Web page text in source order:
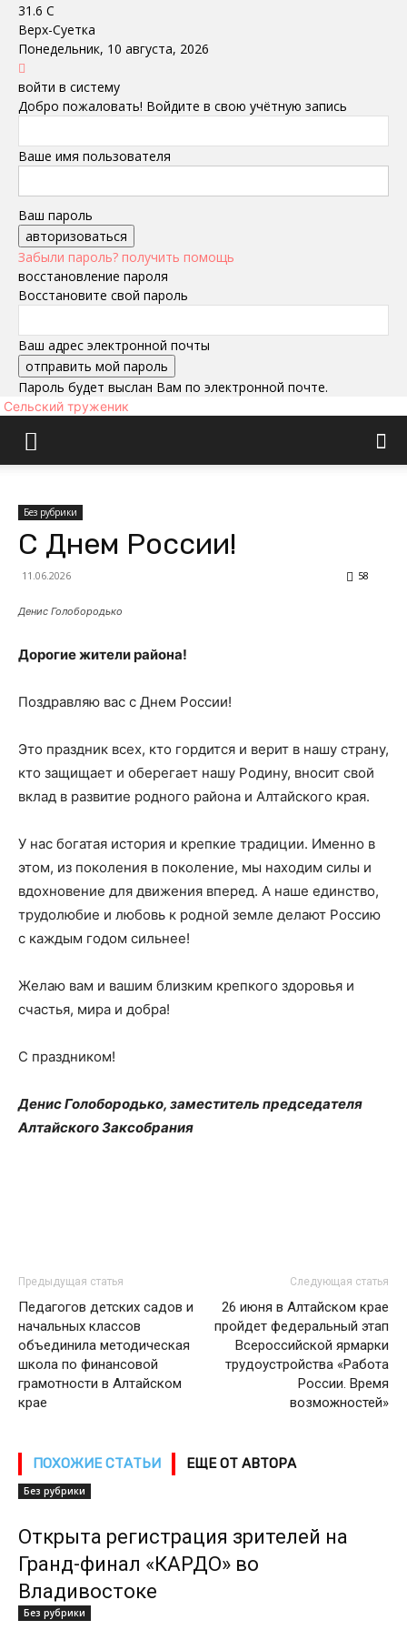
31.6 C
Верх-Суетка
Понедельник, 10 августа, 2026
войти в систему
Добро пожаловать! Войдите в свою учётную запись
Ваше имя пользователя
Ваш пароль
Забыли пароль? получить помощь
восстановление пароля
Восстановите свой пароль
Ваш адрес электронной почты
Пароль будет выслан Вам по электронной почте.
Сельский труженик
Без рубрики
С Днем России!
11.06.2026 58
Денис Голобородько
Дорогие жители района!
Поздравляю вас с Днем России!
Это праздник всех, кто гордится и верит в нашу страну,
кто защищает и оберегает нашу Родину, вносит свой
вклад в развитие родного района и Алтайского края.
У нас богатая история и крепкие традиции. Именно в
этом, из поколения в поколение, мы находим силы и
вдохновение для движения вперед. А наше единство,
трудолюбие и любовь к родной земле делают Россию
с каждым годом сильнее!
Желаю вам и вашим близким крепкого здоровья и
счастья, мира и добра!
С праздником!
Денис Голобородько, заместитель председателя
Алтайского Заксобрания
Предыдущая статья
Педагогов детских садов и
начальных классов
объединила методическая
школа по финансовой
грамотности в Алтайском
крае
Следующая статья
26 июня в Алтайском крае
пройдет федеральный этап
Всероссийской ярмарки
трудоустройства «Работа
России. Время
возможностей»
ПОХОЖИЕ СТАТЬИ ЕЩЕ ОТ АВТОРА
Без рубрики
Открыта регистрация зрителей на
Гранд-финал «КАРДО» во
Владивостоке
Без рубрики